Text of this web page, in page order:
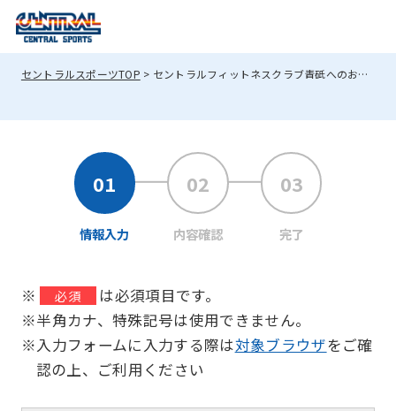
セントラルスポーツTOP セントラルフィットネスクラブ青砥へのお問い合わせ
情報入力 内容確認 完了
※ 必須
は必須項目です。
※半角カナ、特殊記号は使用できません。
※入力フォームに入力する際は対象ブラウザをご確
認の上、ご利用ください